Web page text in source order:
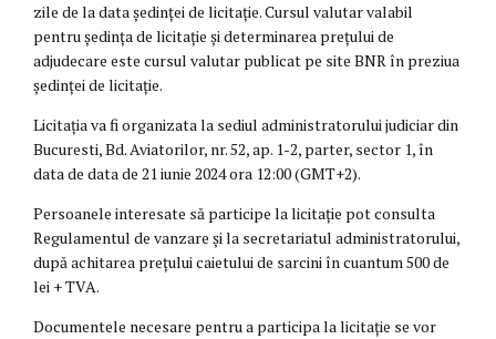
zile de la data ședinței de licitație. Cursul valutar valabil
pentru ședința de licitație și determinarea prețului de
adjudecare este cursul valutar publicat pe site BNR în preziua
ședinței de licitație.
Licitația va fi organizata la sediul administratorului judiciar din
Bucuresti, Bd. Aviatorilor, nr. 52, ap. 1-2, parter, sector 1, în
data de data de 21 iunie 2024 ora 12:00 (GMT+2).
Persoanele interesate să participe la licitație pot consulta
Regulamentul de vanzare și la secretariatul administratorului,
după achitarea prețului caietului de sarcini în cuantum 500 de
lei + TVA.
Documentele necesare pentru a participa la licitație se vor